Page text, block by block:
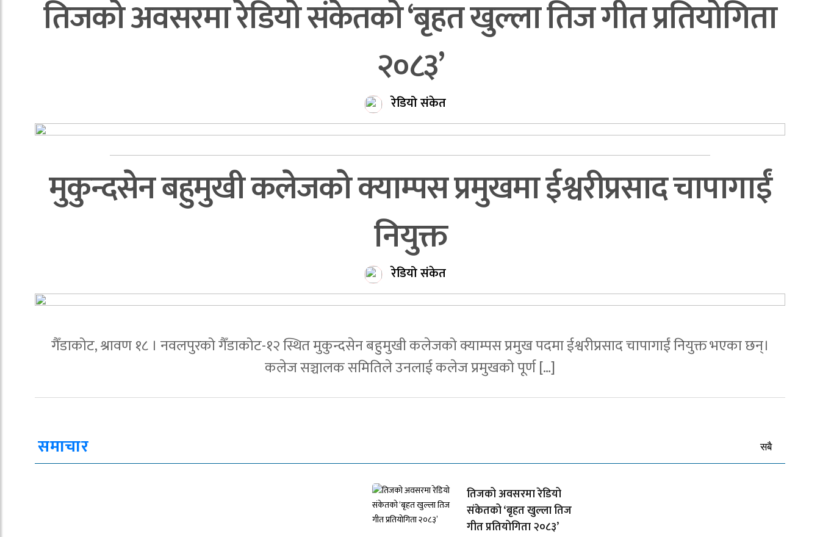
तिजको अवसरमा रेडियो संकेतको ‘बृहत खुल्ला तिज गीत प्रतियोगिता
२०८३’
रेडियो संकेत
मुकुन्दसेन बहुमुखी कलेजको क्याम्पस प्रमुखमा ईश्वरीप्रसाद चापागाईं
नियुक्त
रेडियो संकेत
गैँडाकोट, श्रावण १८ । नवलपुरको गैँडाकोट-१२ स्थित मुकुन्दसेन बहुमुखी कलेजको क्याम्पस प्रमुख पदमा ईश्वरीप्रसाद चापागाईं नियुक्त भएका छन्।
कलेज सञ्चालक समितिले उनलाई कलेज प्रमुखको पूर्ण […]
समाचार सबै
तिजको अवसरमा रेडियो
संकेतको ‘बृहत खुल्ला तिज
गीत प्रतियोगिता २०८३’